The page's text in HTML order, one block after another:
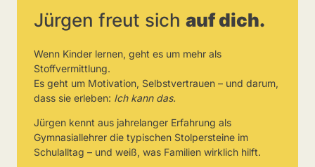
Jürgen freut sich auf dich.
Wenn Kinder lernen, geht es um mehr als
Stoffvermittlung.
Es geht um Motivation, Selbstvertrauen – und darum,
dass sie erleben: Ich kann das.
Jürgen kennt aus jahrelanger Erfahrung als
Gymnasiallehrer die typischen Stolpersteine im
Schulalltag – und weiß, was Familien wirklich hilft.